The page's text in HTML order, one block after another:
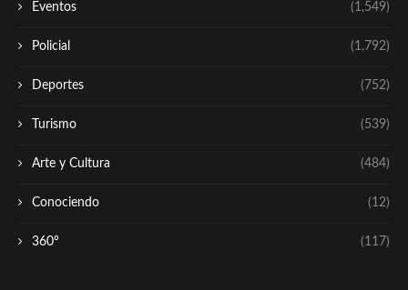
Eventos (1,549)
Policial (1,792)
Deportes (752)
Turismo (539)
Arte y Cultura (484)
Conociendo (12)
360º (117)